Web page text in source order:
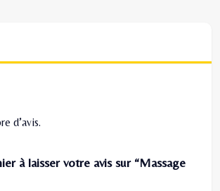
d’avis.
à laisser votre avis sur “Massage